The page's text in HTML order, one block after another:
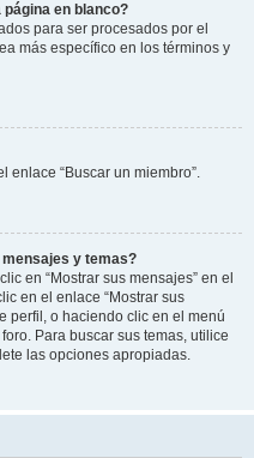
en blanco?
para ser procesados por el
más específico en los términos y
enlace “Buscar un miembro”.
y temas?
en “Mostrar sus mensajes” en el
en el enlace “Mostrar sus
perfil, o haciendo clic en el menú
Para buscar sus temas, utilice
las opciones apropiadas.